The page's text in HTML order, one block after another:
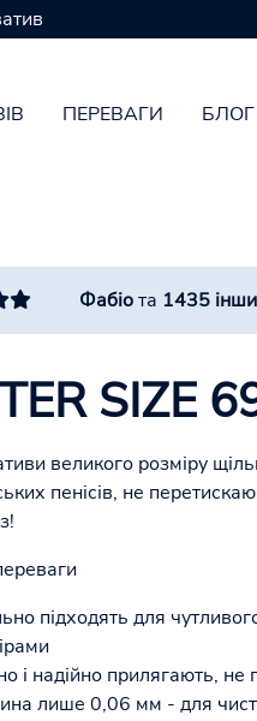
ПЕРЕВАГИ БЛОГ
Фабіота 1435
SIZE
великого розміру
пенісів, не
підходять для
і надійно прилягають, не
лише 0,06 мм - для